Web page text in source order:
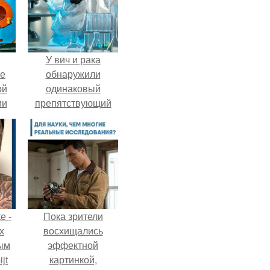
У вич и рака
обнаружили
одинаковый
препятствующий
лечению механизм.
-
Пока зрители
восхищались
эффектной
картинкой,